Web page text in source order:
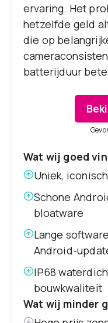
ervaring. Het
hetzelfde geld
die op
batterijduur
Wat wij goed
Uniek,
Schone
bloatware
Lange
Android-
IP68
bouwkwaliteit
Wat wij minder